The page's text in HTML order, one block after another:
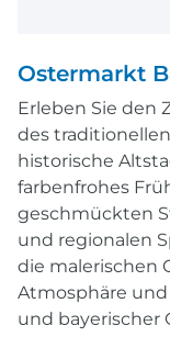
Ostermarkt
Erleben Sie den
des
historische
farbenfrohes
geschmückten
und regionalen
die malerischen
Atmosphäre und
und bayerischer